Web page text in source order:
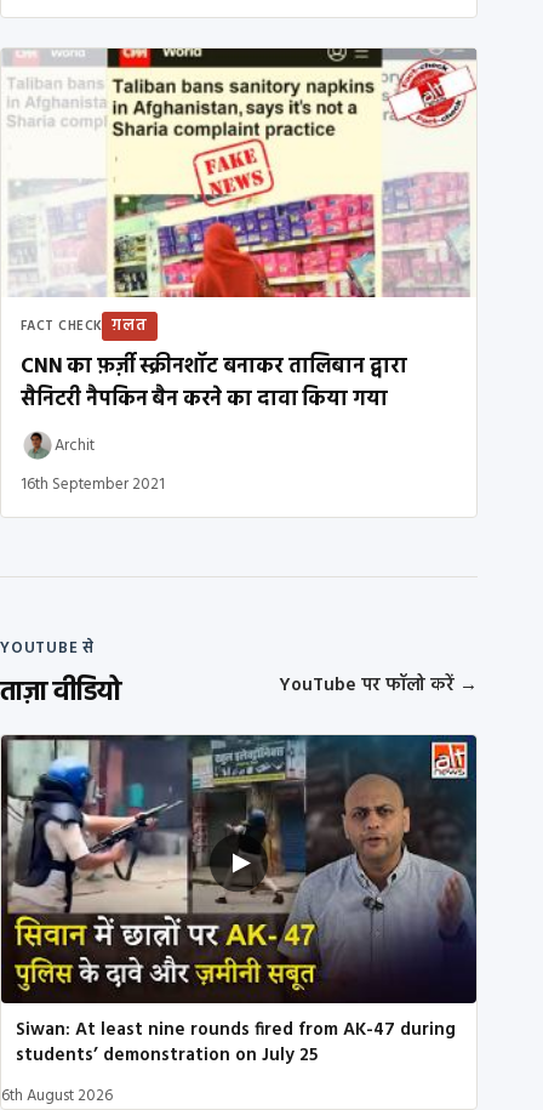
FACT CHECK ग़लत
CNN का फ़र्ज़ी स्क्रीनशॉट बनाकर तालिबान द्वारा
सैनिटरी नैपकिन बैन करने का दावा किया गया
Archit
16th September 2021
YOUTUBE से
ताज़ा वीडियो YouTube पर फॉलो करें →
Siwan: At least nine rounds fired from AK-47 during
students’ demonstration on July 25
6th August 2026